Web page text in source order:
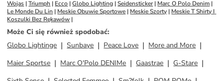
Wojas | Triumph | Ecco | Globo Lighting | Seidensticker | Marc O Polo Denim
Le Monde Du Lin | Meskie Obuwie Sportowe | Meskie Szorty | Meskie T Shirty I
Koszulki Bez Rękawów |
Może Ci się również spodobać:
Globo Lightinge
Sunbaye Peace Love
More and More
Maier Sportse
Marc O'Polo DENIMe Gaastrae
G-Stare